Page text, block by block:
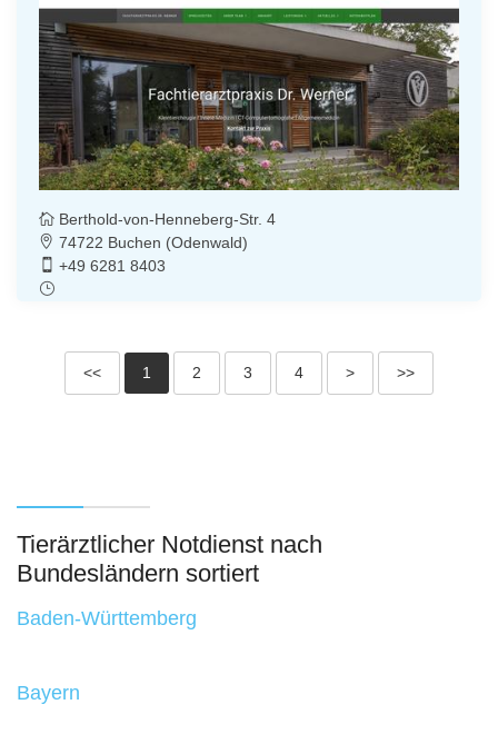
Berthold-von-Henneberg-Str. 4
74722 Buchen (Odenwald)
+49 6281 8403
<< 1 2 3 4 > >>
Tierärztlicher Notdienst nach
Bundesländern sortiert
Baden-Württemberg
Bayern